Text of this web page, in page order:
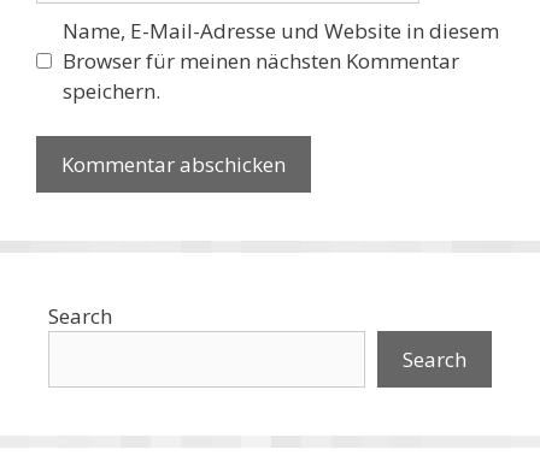
Name, E-Mail-Adresse und Website in diesem
Browser für meinen nächsten Kommentar
speichern.
Search
Search